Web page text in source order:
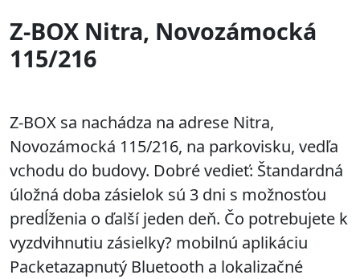
Z-BOX Nitra, Novozámocká
115/216
Z-BOX sa nachádza na adrese Nitra,
Novozámocká 115/216, na parkovisku, vedľa
vchodu do budovy. Dobré vedieť: Štandardná
úložná doba zásielok sú 3 dni s možnosťou
predĺženia o ďalší jeden deň. Čo potrebujete k
vyzdvihnutiu zásielky? mobilnú aplikáciu
Packetazapnutý Bluetooth a lokalizačné